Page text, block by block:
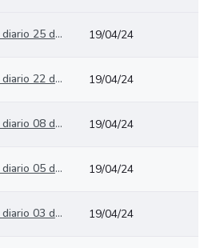
Informe diario 25 de enero de 2021 19/04/24
Informe diario 22 de septiembre de 2021 19/04/24
Informe diario 08 de julio de 2021 19/04/24
Informe diario 05 de mayo de 2021_1 19/04/24
Informe diario 03 de agosto de 2021 19/04/24